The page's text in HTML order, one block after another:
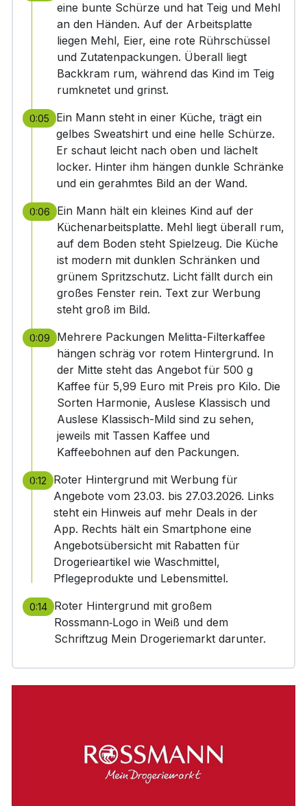
eine bunte Schürze und hat Teig und Mehl
an den Händen. Auf der Arbeitsplatte
liegen Mehl, Eier, eine rote Rührschüssel
und Zutatenpackungen. Überall liegt
Backkram rum, während das Kind im Teig
rumknetet und grinst.
0:05
Ein Mann steht in einer Küche, trägt ein
gelbes Sweatshirt und eine helle Schürze.
Er schaut leicht nach oben und lächelt
locker. Hinter ihm hängen dunkle Schränke
und ein gerahmtes Bild an der Wand.
0:06
Ein Mann hält ein kleines Kind auf der
Küchenarbeitsplatte. Mehl liegt überall rum,
auf dem Boden steht Spielzeug. Die Küche
ist modern mit dunklen Schränken und
grünem Spritzschutz. Licht fällt durch ein
großes Fenster rein. Text zur Werbung
steht groß im Bild.
0:09
Mehrere Packungen Melitta-Filterkaffee
hängen schräg vor rotem Hintergrund. In
der Mitte steht das Angebot für 500 g
Kaffee für 5,99 Euro mit Preis pro Kilo. Die
Sorten Harmonie, Auslese Klassisch und
Auslese Klassisch-Mild sind zu sehen,
jeweils mit Tassen Kaffee und
Kaffeebohnen auf den Packungen.
0:12
Roter Hintergrund mit Werbung für
Angebote vom 23.03. bis 27.03.2026. Links
steht ein Hinweis auf mehr Deals in der
App. Rechts hält ein Smartphone eine
Angebotsübersicht mit Rabatten für
Drogerieartikel wie Waschmittel,
Pflegeprodukte und Lebensmittel.
0:14 Roter Hintergrund mit großem
Rossmann‑Logo in Weiß und dem
Schriftzug Mein Drogeriemarkt darunter.